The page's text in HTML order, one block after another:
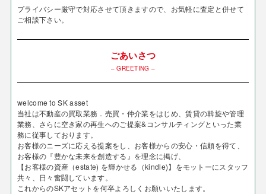
プライバシー厳守で対応させて頂きますので、お気軽に査定と併せて
ご相談下さい。
ごあいさつ
– GREETING –
welcome to SK asset
当社は不動産の買取業務．売買・仲介業をはじめ、賃貸の斡旋や管理
業務、さらに空き家の再生へのご提案&コンサルティングといった業
務に従事しております。
お客様のニーズに応える提案をし、お客様からの安心・信頼を得て、
お客様の『豊かな未来を創造する』を理念に掲げ、
【お客様の資産（estate) を輝かせる（kindle)】をモットーにスタッフ
共々、日々奮闘しています。
これからのSKアセットを何卒よろしくお願いいたします。